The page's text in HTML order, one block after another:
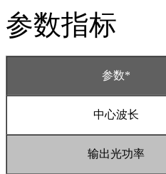
参数指标
参数*
中心波长
输出光功率